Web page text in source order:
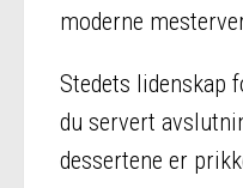
moderne
Stedets lidenskap
du servert
dessertene er